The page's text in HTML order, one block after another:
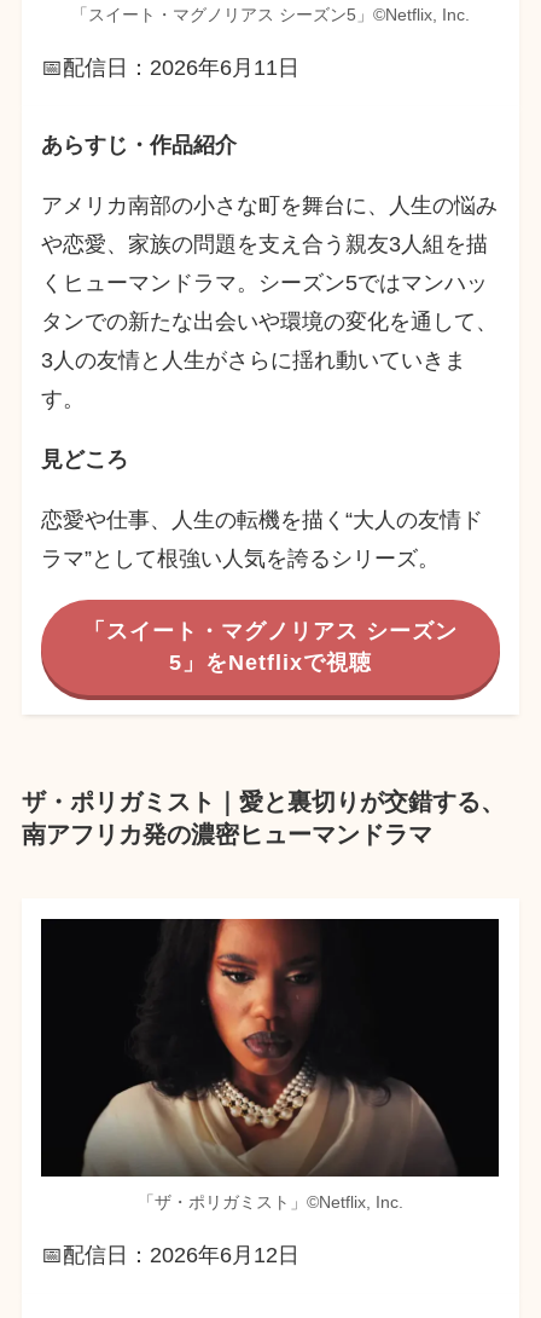
「スイート・マグノリアス シーズン5」©︎Netflix, Inc.
📅配信日：2026年6月11日
あらすじ・作品紹介
アメリカ南部の小さな町を舞台に、人生の悩み
や恋愛、家族の問題を支え合う親友3人組を描
くヒューマンドラマ。シーズン5ではマンハッ
タンでの新たな出会いや環境の変化を通して、
3人の友情と人生がさらに揺れ動いていきま
す。
見どころ
恋愛や仕事、人生の転機を描く“大人の友情ド
ラマ”として根強い人気を誇るシリーズ。
「スイート・マグノリアス シーズン
5」をNetflixで視聴
ザ・ポリガミスト｜愛と裏切りが交錯する、
南アフリカ発の濃密ヒューマンドラマ
「ザ・ポリガミスト」©︎Netflix, Inc.
📅配信日：2026年6月12日